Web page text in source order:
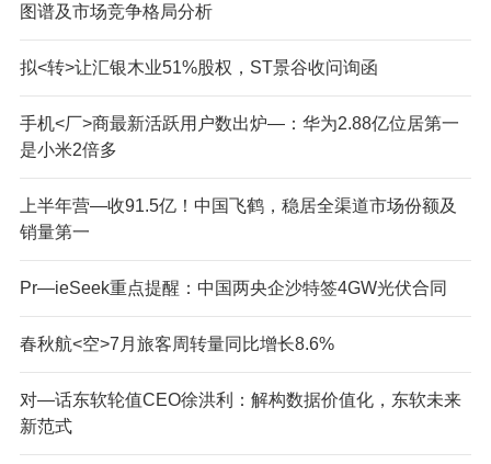
图谱及市场竞争格局分析
拟<转>让汇银木业51%股权，ST景谷收问询函
手机<厂>商最新活跃用户数出炉—：华为2.88亿位居第一
是小米2倍多
上半年营—收91.5亿！中国飞鹤，稳居全渠道市场份额及
销量第一
Pr—ieSeek重点提醒：中国两央企沙特签4GW光伏合同
春秋航<空>7月旅客周转量同比增长8.6%
对—话东软轮值CEO徐洪利：解构数据价值化，东软未来
新范式